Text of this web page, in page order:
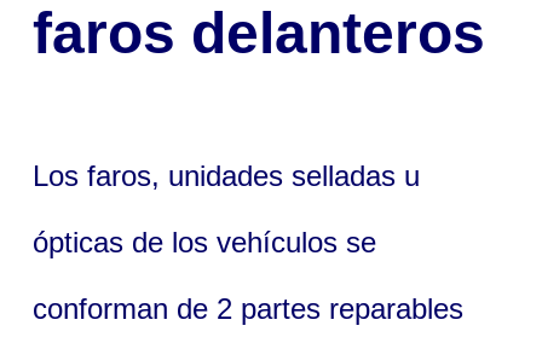
faros delanteros
Los faros, unidades selladas u
ópticas de los vehículos se
conforman de 2 partes reparables